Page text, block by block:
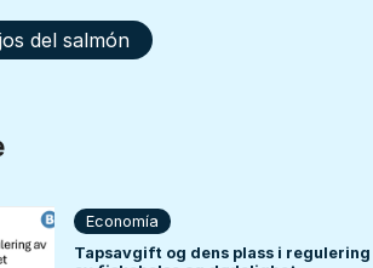
Economía
Tapsavgift og dens plass i regulering
del salmón